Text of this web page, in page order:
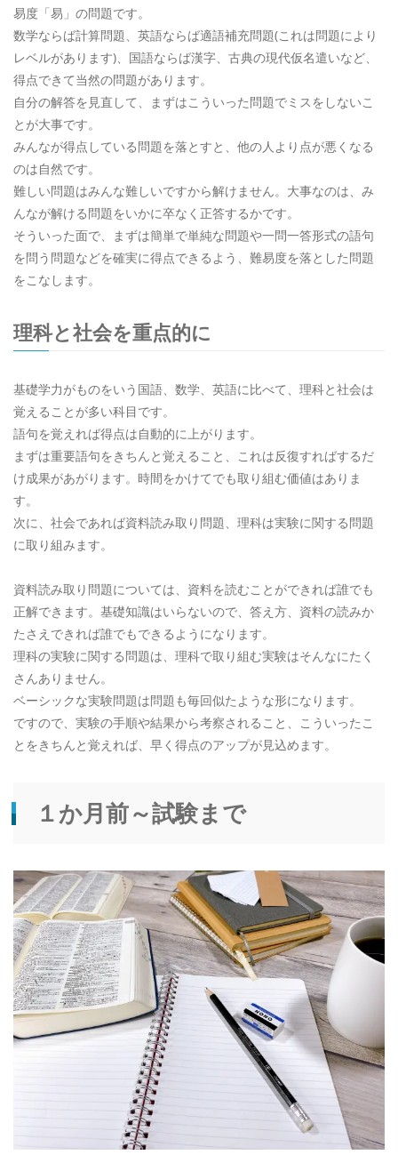
易度「易」の問題です。
数学ならば計算問題、英語ならば適語補充問題(これは問題により
レベルがあります)、国語ならば漢字、古典の現代仮名遣いなど、
得点できて当然の問題があります。
自分の解答を見直して、まずはこういった問題でミスをしないこ
とが大事です。
みんなが得点している問題を落とすと、他の人より点が悪くなる
のは自然です。
難しい問題はみんな難しいですから解けません。大事なのは、み
んなが解ける問題をいかに卒なく正答するかです。
そういった面で、まずは簡単で単純な問題や一問一答形式の語句
を問う問題などを確実に得点できるよう、難易度を落とした問題
をこなします。
理科と社会を重点的に
基礎学力がものをいう国語、数学、英語に比べて、理科と社会は
覚えることが多い科目です。
語句を覚えれば得点は自動的に上がります。
まずは重要語句をきちんと覚えること、これは反復すればするだ
け成果があがります。時間をかけてでも取り組む価値はありま
す。
次に、社会であれば資料読み取り問題、理科は実験に関する問題
に取り組みます。
資料読み取り問題については、資料を読むことができれば誰でも
正解できます。基礎知識はいらないので、答え方、資料の読みか
たさえできれば誰でもできるようになります。
理科の実験に関する問題は、理科で取り組む実験はそんなにたく
さんありません。
ベーシックな実験問題は問題も毎回似たような形になります。
ですので、実験の手順や結果から考察されること、こういったこ
とをきちんと覚えれば、早く得点のアップが見込めます。
１か月前～試験まで